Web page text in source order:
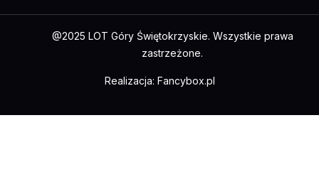
@2025 LOT Góry Świętokrzyskie. Wszystkie prawa
zastrzeżone.
Realizacja: Fancybox.pl